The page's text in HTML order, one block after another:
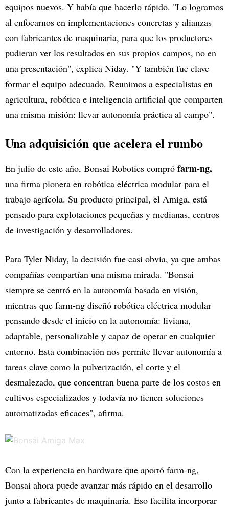
equipos nuevos. Y había que hacerlo rápido. "Lo logramos
al enfocarnos en implementaciones concretas y alianzas
con fabricantes de maquinaria, para que los productores
pudieran ver los resultados en sus propios campos, no en
una presentación", explica Niday. "Y también fue clave
formar el equipo adecuado. Reunimos a especialistas en
agricultura, robótica e inteligencia artificial que comparten
una misma misión: llevar autonomía práctica al campo".
Una adquisición que acelera el rumbo
En julio de este año, Bonsai Robotics compró farm-ng,
una firma pionera en robótica eléctrica modular para el
trabajo agrícola. Su producto principal, el Amiga, está
pensado para explotaciones pequeñas y medianas, centros
de investigación y desarrolladores.
Para Tyler Niday, la decisión fue casi obvia, ya que ambas
compañías compartían una misma mirada. "Bonsai
siempre se centró en la autonomía basada en visión,
mientras que farm-ng diseñó robótica eléctrica modular
pensando desde el inicio en la autonomía: liviana,
adaptable, personalizable y capaz de operar en cualquier
entorno. Esta combinación nos permite llevar autonomía a
tareas clave como la pulverización, el corte y el
desmalezado, que concentran buena parte de los costos en
cultivos especializados y todavía no tienen soluciones
automatizadas eficaces", afirma.
Con la experiencia en hardware que aportó farm-ng,
Bonsai ahora puede avanzar más rápido en el desarrollo
junto a fabricantes de maquinaria. Eso facilita incorporar